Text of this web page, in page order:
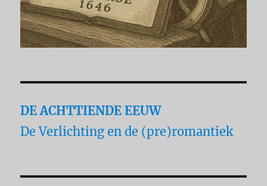
DE ACHTTIENDE EEUW
De Verlichting en de (pre)romantiek